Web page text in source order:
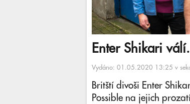
Enter Shikari
Vydáno: 01.05.2020 13:25 v
Britští divoši Enter
Possible na jejich